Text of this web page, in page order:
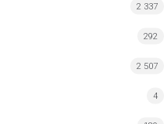
2 337
292
2 507
4